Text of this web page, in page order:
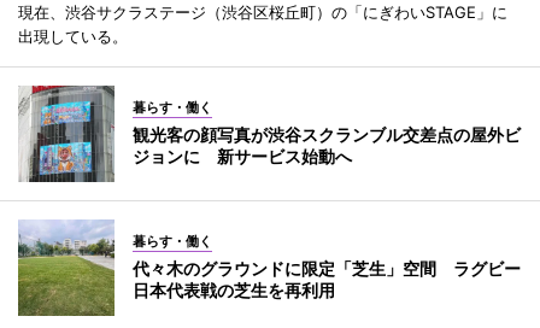
現在、渋谷サクラステージ（渋谷区桜丘町）の「にぎわいSTAGE」に
出現している。
暮らす・働く
観光客の顔写真が渋谷スクランブル交差点の屋外ビ
ジョンに 新サービス始動へ
暮らす・働く
代々木のグラウンドに限定「芝生」空間 ラグビー
日本代表戦の芝生を再利用